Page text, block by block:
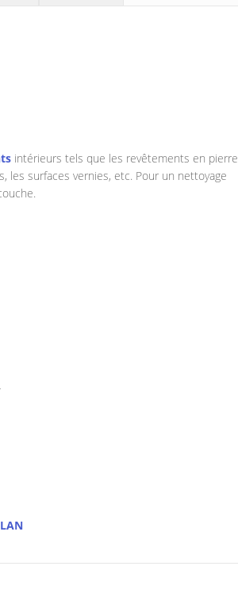
intérieurs tels que les revêtements en pierre
les surfaces vernies, etc. Pour un nettoyage